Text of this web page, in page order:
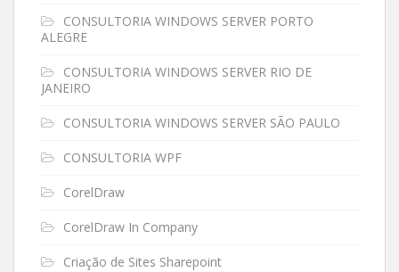
CONSULTORIA WINDOWS SERVER PORTO
ALEGRE
CONSULTORIA WINDOWS SERVER RIO DE
JANEIRO
CONSULTORIA WINDOWS SERVER SÃO PAULO
CONSULTORIA WPF
CorelDraw
CorelDraw In Company
Criação de Sites Sharepoint